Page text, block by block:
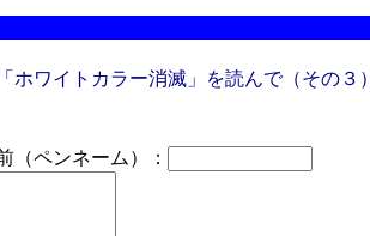
ワイトカラー消滅」を読んで（その３）
ペンネーム）：